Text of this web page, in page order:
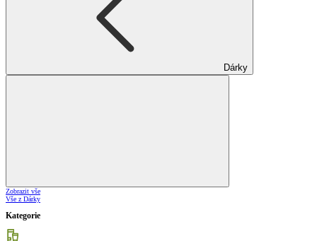
Dárky
Zobrazit vše
Vše z Dárky
Kategorie